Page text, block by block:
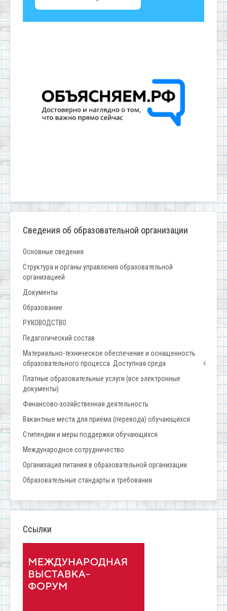
Сведения об образовательной организации
Основные сведения
Структура и органы управления образовательной
организацией
Документы
Образование
РУКОВОДСТВО
Педагогический состав
Материально-техническое обеспечение и оснащенность
образовательного процесса. Доступная среда
Платные образовательные услуги (все электронные
документы)
Финансово-хозяйственная деятельность
Вакантные места для приёма (перевода) обучающихся
Стипендии и меры поддержки обучающихся
Международное сотрудничество
Организация питания в образовательной организации
Образовательные стандарты и требования
Ссылки